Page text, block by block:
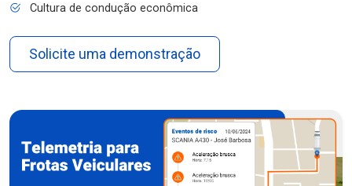
Cultura de condução econômica
Solicite uma demonstração